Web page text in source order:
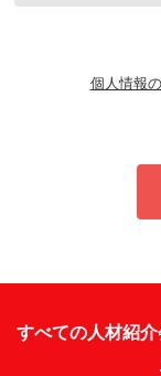
個人情報
すべての人材紹